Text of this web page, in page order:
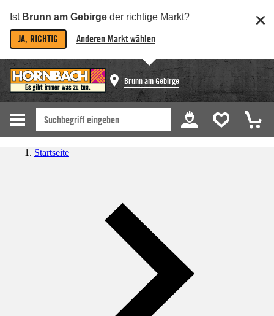
Ist Brunn am Gebirge der richtige Markt?
JA, RICHTIG Anderen Markt wählen
Brunn am Gebirge
Startseite